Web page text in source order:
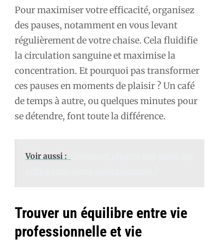
Pour maximiser votre efficacité, organisez
des pauses, notamment en vous levant
régulièrement de votre chaise. Cela fluidifie
la circulation sanguine et maximise la
concentration. Et pourquoi pas transformer
ces pauses en moments de plaisir ? Un café
de temps à autre, ou quelques minutes pour
se détendre, font toute la différence.
Voir aussi :
Trouver un équilibre entre vie
professionnelle et vie